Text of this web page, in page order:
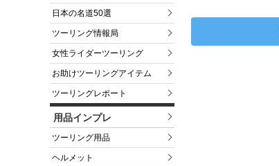
日本の名道50選
ツーリング情報局
女性ライダーツーリング
お助けツーリングアイテム
ツーリングレポート
用品インプレ
ツーリング用品
ヘルメット